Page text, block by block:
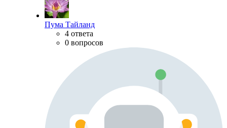
Пума Тайланд
4 ответа
0 вопросов